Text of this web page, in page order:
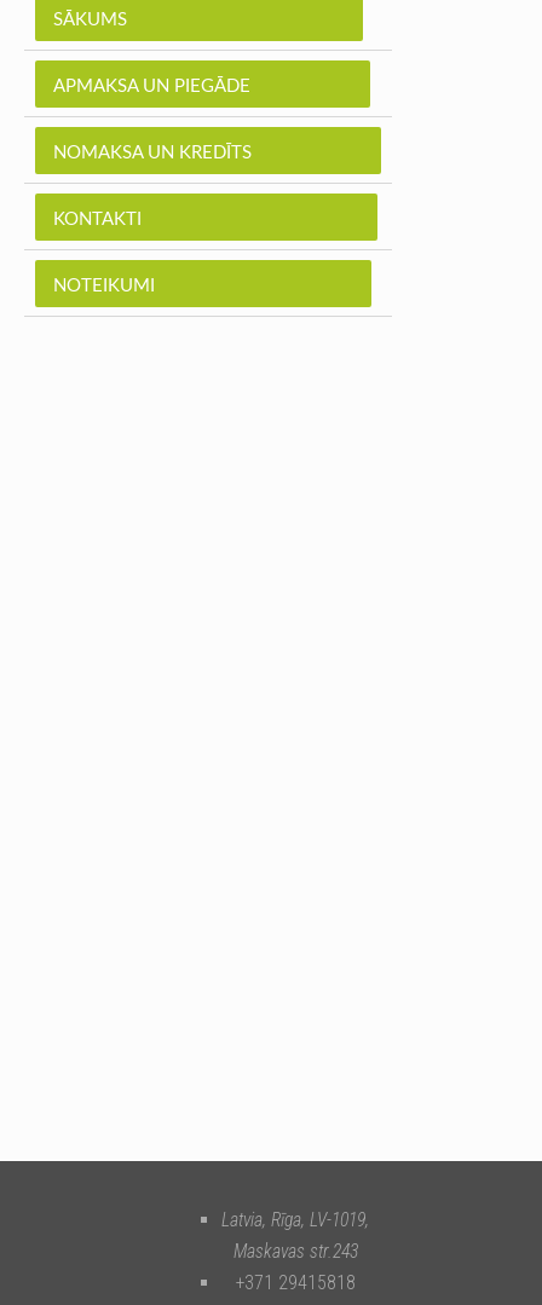
SĀKUMS
APMAKSA UN PIEGĀDE
NOMAKSA UN KREDĪTS
KONTAKTI
NOTEIKUMI
Latvia, Rīga, LV-1019,
Maskavas str.243
+371 29415818